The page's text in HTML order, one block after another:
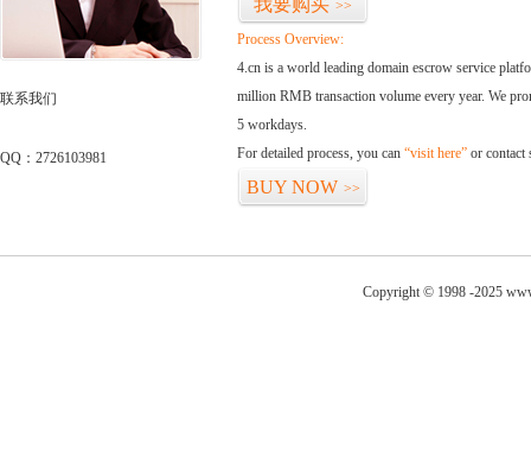
联系我们
QQ：2726103981
我要购买 >>
Process Overview:
4.cn is a world leading domain escrow service
million RMB transaction volume every year. We
5 workdays.
For detailed process, you can “visit here” or contact
BUY NOW >>
Copyright © 1998 -2025